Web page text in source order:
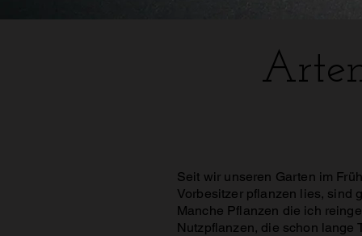
Seit wir unseren Garten im
Vorbesitzer pflanzen lies, sind
Manche Pflanzen die ich
Nutzpflanzen, die schon lange